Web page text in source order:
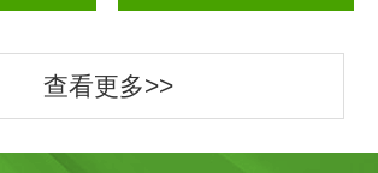
查看更多>>